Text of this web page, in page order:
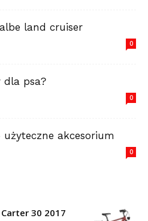
land cruiser
0
dla psa?
0
akcesorium
0
30 2017